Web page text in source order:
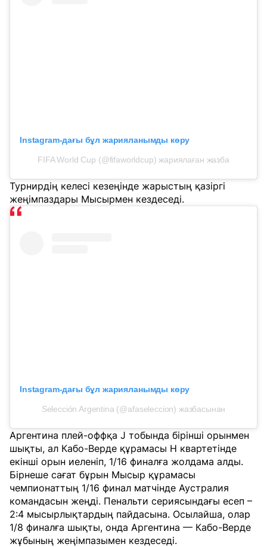
Instagram-дағы бұл жарияланымды көру
FIFA World Cup (@fifaworldcup) жариялаған жазба
Турнирдің келесі кезеңінде жарыстың қазіргі
жеңімпаздары Мысырмен кездеседі.
Instagram-дағы бұл жарияланымды көру
Selección Argentina (@afaseleccion) жазбасынан
Аргентина плей-оффқа J тобында бірінші орынмен
шықты, ал Кабо-Верде құрамасы Н квартетінде
екінші орын иеленіп, 1/16 финалға жолдама алды.
Бірнеше сағат бұрын Мысыр құрамасы
чемпионаттың 1/16 финал матчінде Аустралия
командасын жеңді. Пенальти сериясындағы есеп –
2:4 мысырлықтардың пайдасына. Осылайша, олар
1/8 финалға шықты, онда Аргентина — Кабо-Верде
жұбының жеңімпазымен кездеседі.